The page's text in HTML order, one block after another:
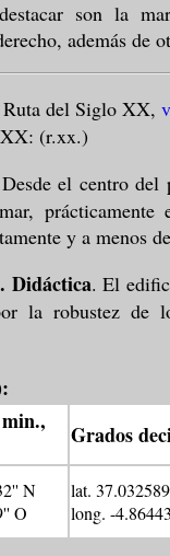
son la
además de
del Siglo XX,
(r.xx.)
el centro del
y a menos
Didáctica. El
la robustez de
Grados
N
O
lat.
long. -